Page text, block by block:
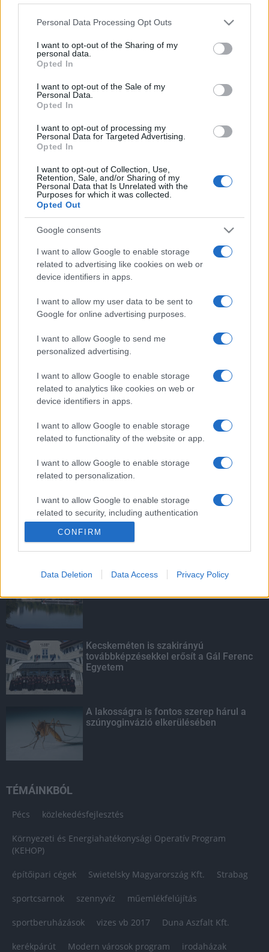
Please note that this website/app uses one or more Google
not limited to your visit or usage behaviour. You may click to
grant or deny consent to Google and its third-party tags to
use your data for below specified purposes in below Google
consent section.
Personal Data Processing Opt Outs
I want to opt-out of the Sharing of my
personal data.
Opted In
I want to opt-out of the Sale of my
Personal Data.
Opted In
I want to opt-out of processing my
Personal Data for Targeted Advertising.
Opted In
I want to opt-out of Collection, Use,
Retention, Sale, and/or Sharing of my
Personal Data that Is Unrelated with the
Purposes for which it was collected.
Opted Out
Google consents
I want to allow Google to enable storage
related to advertising like cookies on web or
device identifiers in apps.
I want to allow my user data to be sent to
Google for online advertising purposes.
I want to allow Google to send me
personalized advertising.
I want to allow Google to enable storage
related to analytics like cookies on web or
device identifiers in apps.
I want to allow Google to enable storage
related to functionality of the website or app.
I want to allow Google to enable storage
related to personalization.
I want to allow Google to enable storage
related to security, including authentication
functionality and fraud prevention, and other
user protection.
CONFIRM
Data Deletion Data Access Privacy Policy
Helyi hírek
másodfokúra csökken a riasztás
Országos hírek
Egyetem
HÍRDETÉS
HÍRDETÉS
LEGOLVASOTTABB
Szerdától rárajtolhatunk a jövő nyári
foci-Eb jegyeire
vízgyűjtőjére
Mit lát és mit lát nem a VÉDA?
Megérkezett az eső a Duna
Kecskeméten is szakirányú
továbbképzésekkel erősít a Gál Ferenc
Egyetem
A lakosságra is fontos szerep hárul a
szúnyoginvázió elkerülésében
TÉMÁINKBÓL
Pécs közlekedésfejlesztés
Környezeti és Energiahatékonysági Operatív Program
(KEHOP)
építőipari cégek Swietelsky Magyarország Kft. Strabag
sportcsarnok szennyvíz műemlékfelújítás
sportberuházások vizes vb 2017 Duna Aszfalt Kft.
kerékpárút Modern városok program irodaházak